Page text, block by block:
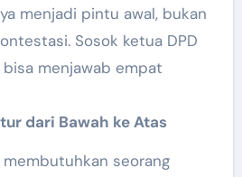
menjadi pintu awal, bukan
Sosok ketua DPD
menjawab empat
dari Bawah ke Atas
membutuhkan seorang